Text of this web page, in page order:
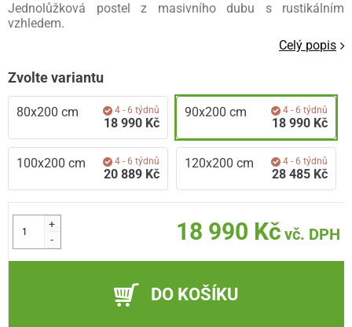
Jednolůžková postel z masivního dubu s rustikálním
vzhledem.
Celý popis
Zvolte variantu
80x200 cm 4 - 6 týdnů
18 990 Kč
90x200 cm 4 - 6 týdnů
18 990 Kč
100x200 cm 4 - 6 týdnů
20 889 Kč
120x200 cm 4 - 6 týdnů
28 485 Kč
+
-
18 990 Kč vč. DPH
DO KOŠÍKU